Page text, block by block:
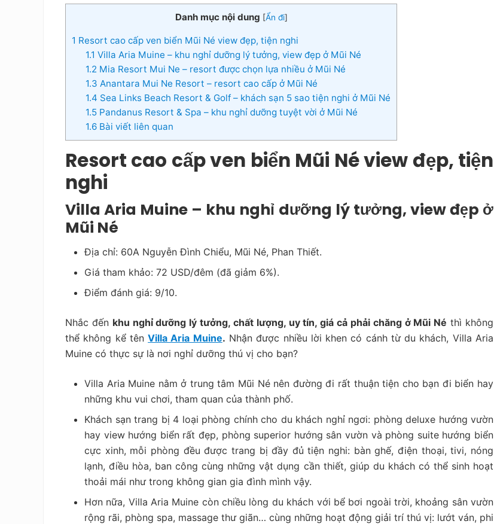
Danh mục nội dung [Ẩn đi]
1 Resort cao cấp ven biển Mũi Né view đẹp, tiện nghi
1.1 Villa Aria Muine – khu nghỉ dưỡng lý tưởng, view đẹp ở Mũi Né
1.2 Mia Resort Mui Ne – resort được chọn lựa nhiều ở Mũi Né
1.3 Anantara Mui Ne Resort – resort cao cấp ở Mũi Né
1.4 Sea Links Beach Resort & Golf – khách sạn 5 sao tiện nghi ở Mũi Né
1.5Pandanus Resort & Spa – khu nghỉ dưỡng tuyệt vời ở Mũi Né
1.6Bài viết liên quan
Resort cao cấp ven biển Mũi Né view đẹp, tiện
nghi
Villa Aria Muine – khu nghỉ dưỡng lý tưởng, view đẹp ở
Mũi Né
Địa chỉ: 60A Nguyễn Đình Chiểu, Mũi Né, Phan Thiết.
Giá tham khảo: 72 USD/đêm (đã giảm 6%).
Điểm đánh giá: 9/10.
Nhắc đến khu nghỉ dưỡng lý tưởng, chất lượng, uy tín, giá cả phải chăng ở Mũi Né thì không
thể không kể tênVilla Aria Muine. Nhận được nhiều lời khen có cánh từ du khách, Villa Aria
Muine có thực sự là nơi nghỉ dưỡng thú vị cho bạn?
Villa Aria Muine nằm ở trung tâm Mũi Né nên đường đi rất thuận tiện cho bạn đi biển hay
những khu vui chơi, tham quan của thành phố.
Khách sạn trang bị 4 loại phòng chính cho du khách nghỉ ngơi: phòng deluxe hướng vườn
hay view hướng biển rất đẹp, phòng superior hướng sân vườn và phòng suite hướng biển
cực xinh, mỗi phòng đều được trang bị đầy đủ tiện nghi: bàn ghế, điện thoại, tivi, nóng
lạnh, điều hòa, ban công cùng những vật dụng cần thiết, giúp du khách có thể sinh hoạt
thoải mái như trong không gian gia đình mình vậy.
Hơn nữa, Villa Aria Muine còn chiều lòng du khách với bể bơi ngoài trời, khoảng sân vườn
rộng rãi, phòng spa, massage thư giãn… cùng những hoạt động giải trí thú vị: lướt ván, phi